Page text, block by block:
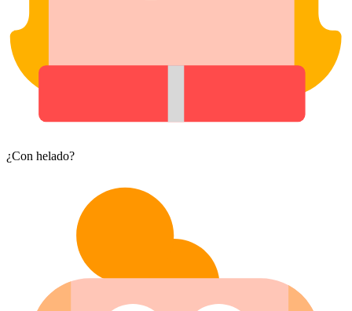
¿Con helado?